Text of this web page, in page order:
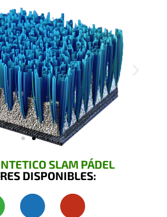
SLAM PÁDEL
DISPONIBLES: